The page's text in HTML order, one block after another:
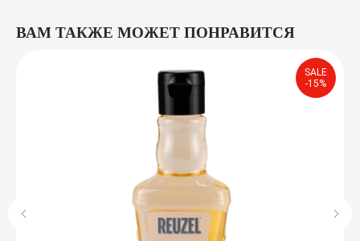
ВАМ ТАКЖЕ МОЖЕТ ПОНРАВИТСЯ
SALE
-15%